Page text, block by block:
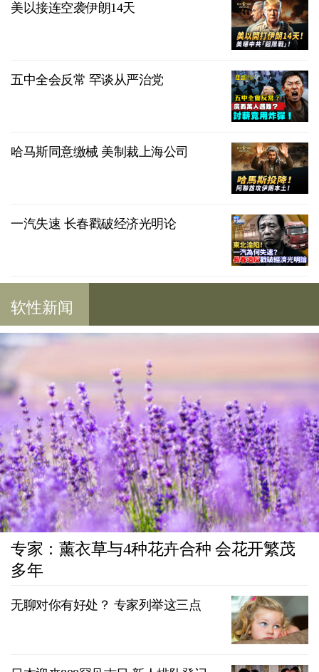
美以接连空袭伊朗14天
五中全会反常 罕谈从严治党
哈马斯同意缴械 美制裁上海公司
一汽失速 长春戳破经济光明论
软性新闻
专家：薰衣草与4种花卉合种 会花开繁茂
多年
无聊对你有好处？ 专家列举这三点